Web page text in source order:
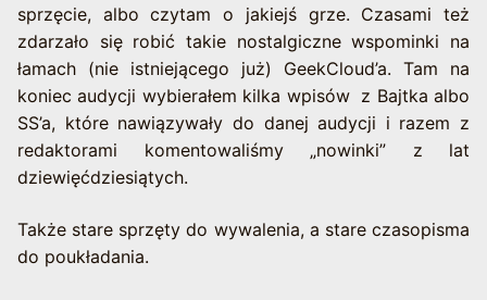
sprzęcie, albo czytam o jakiejś grze. Czasami też
zdarzało się robić takie nostalgiczne wspominki na
łamach (nie istniejącego już) GeekCloud’a. Tam na
koniec audycji wybierałem kilka wpisów z Bajtka albo
SS’a, które nawiązywały do danej audycji i razem z
redaktorami komentowaliśmy „nowinki” z lat
dziewięćdziesiątych.
Także stare sprzęty do wywalenia, a stare czasopisma
do poukładania.